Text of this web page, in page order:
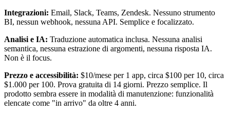
Integrazioni: Email, Slack, Teams, Zendesk. Nessuno strumento
BI, nessun webhook, nessuna API. Semplice e focalizzato.
Analisi e IA: Traduzione automatica inclusa. Nessuna analisi
semantica, nessuna estrazione di argomenti, nessuna risposta IA.
Non è il focus.
Prezzo e accessibilità: $10/mese per 1 app, circa $100 per 10, circa
$1.000 per 100. Prova gratuita di 14 giorni. Prezzo semplice. Il
prodotto sembra essere in modalità di manutenzione: funzionalità
elencate come "in arrivo" da oltre 4 anni.